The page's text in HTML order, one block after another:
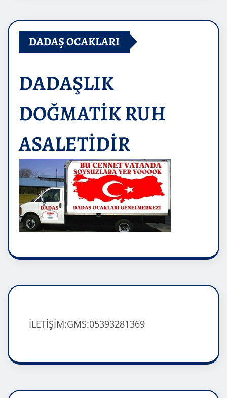
DADAŞ OCAKLARI
DADAŞLIK
DOĞMATİK RUH
ASALETİDİR
İLETİŞİM:GMS:05393281369